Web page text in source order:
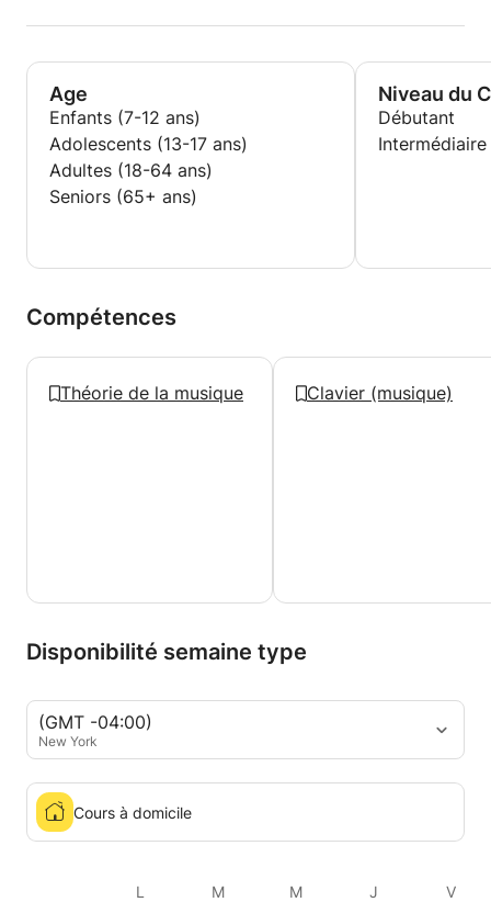
Age
Enfants (7-12 ans)
Adolescents (13-17 ans)
Adultes (18-64 ans)
Seniors (65+ ans)
Niveau du
Débutant
Intermédiaire
Compétences
Théorie de la musique Clavier (musique)
Disponibilité semaine type
(GMT -04:00)
New York
Cours à domicile
L M M J V